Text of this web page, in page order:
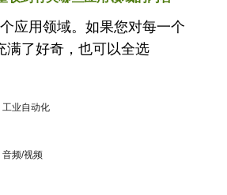
应用领域。如果您对每一个
满了好奇，也可以全选
工业自动化
音频/视频